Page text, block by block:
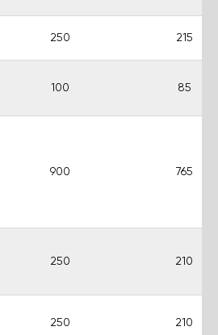
250 215
100 85
900 765
250 210
250 210